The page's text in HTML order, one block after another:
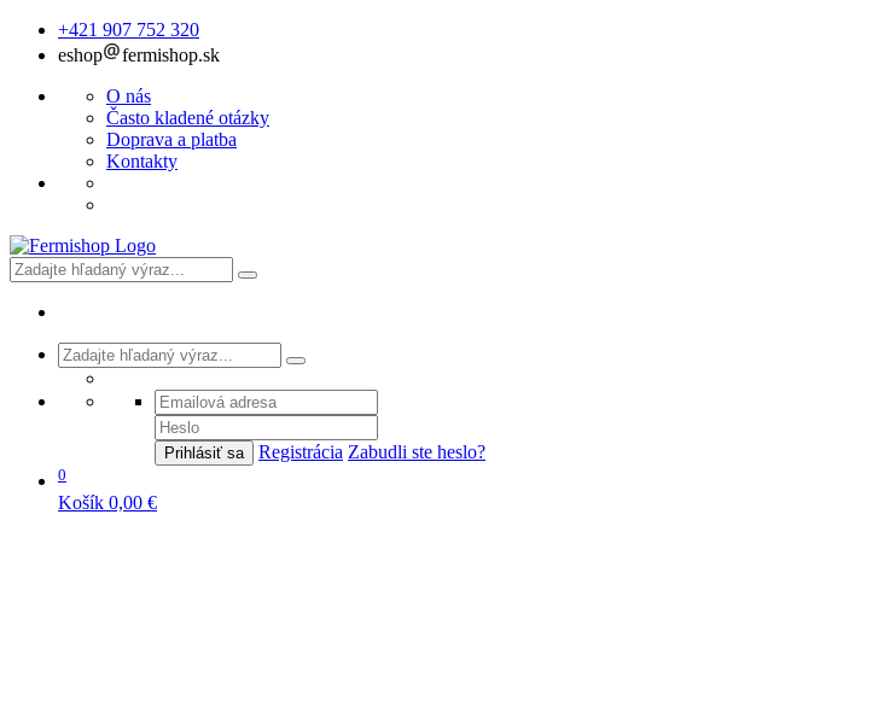
+421 907 752 320
eshop
fermishop.sk
O nás
Často kladené otázky
Doprava a platba
Kontakty
Prihlásiť sa Registrácia Zabudli ste heslo?
0
Košík 0,00 €